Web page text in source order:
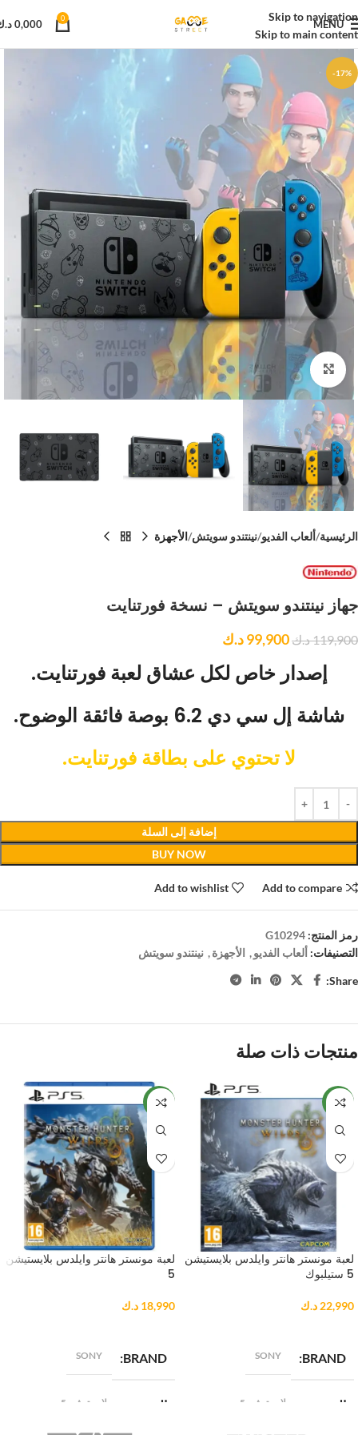
Skip to navigation
Skip to main content
MENU
0
0,000
-17%
Click to enlarge
الرئيسية ألعاب الفديو نينتندو سويتش الأجهزة
جهاز نينتندو سويتش – نسخة فورتنايت
119,900د.ك99,900د.ك
إصدار خاص لكل عشاق لعبة فورتنايت.
شاشة إل سي دي 6.2 بوصة فائقة الوضوح.
لا تحتوي على بطاقة فورتنايت.
إضافة إلى السلة
BUY NOW
Add to compare
Add to wishlist
رمز المنتج: G10294
التصنيفات: ألعاب الفديو, الأجهزة, نينتندو سويتش
Share:
منتجات ذات صلة
NEW
لعبة مونستر هانتر وايلدس بلايستيشن
5 ستيلبوك
22,990 د.ك
BRAND
SONY
المنصة بلايستيشن 5
NEW
لعبة مونستر هانتر وايلدس بلايستيشن
5
18,990 د.ك
BRAND
SONY
المنصة بلايستيشن 5